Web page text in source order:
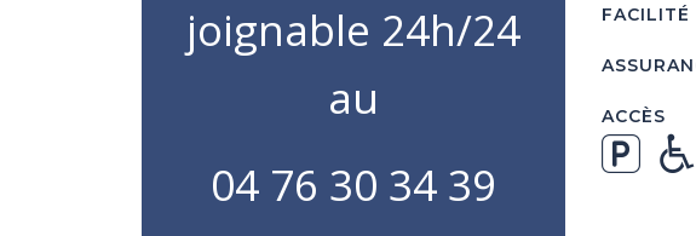
joignable 24h/24
au
04 76 30 34 39
FACILITÉ
ACCÈS